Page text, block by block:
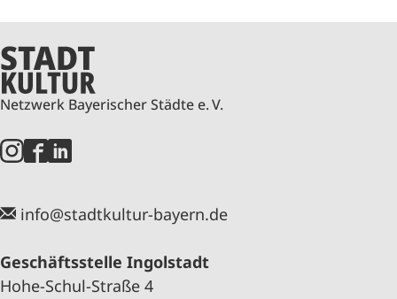
Netzwerk Bayerischer Städte e. V.
info@stadtkultur-bayern.de
Geschäftsstelle Ingolstadt
Hohe-Schul-Straße 4